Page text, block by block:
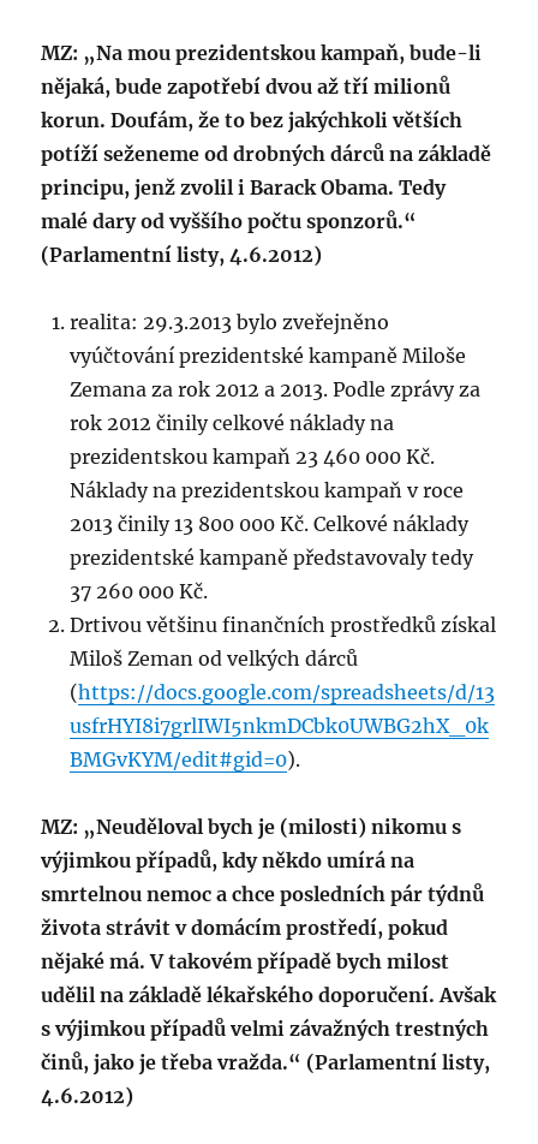
MZ: „Na mou prezidentskou kampaň, bude-li
nějaká, bude zapotřebí dvou až tří milionů
korun. Doufám, že to bez jakýchkoli větších
potíží seženeme od drobných dárců na základě
principu, jenž zvolil i Barack Obama. Tedy
malé dary od vyššího počtu sponzorů.“
(Parlamentní listy, 4.6.2012)
realita: 29.3.2013 bylo zveřejněno
vyúčtování prezidentské kampaně Miloše
Zemana za rok 2012 a 2013. Podle zprávy za
rok 2012 činily celkové náklady na
prezidentskou kampaň 23 460 000 Kč.
Náklady na prezidentskou kampaň v roce
2013 činily 13 800 000 Kč. Celkové náklady
prezidentské kampaně představovaly tedy
37 260 000 Kč.
Drtivou většinu finančních prostředků získal
Miloš Zeman od velkých dárců
(https://docs.google.com/spreadsheets/d/13
usfrHYI8i7grlIWI5nkmDCbk0UWBG2hX_0k
BMGvKYM/edit#gid=0).
MZ: „Neuděloval bych je (milosti) nikomu s
výjimkou případů, kdy někdo umírá na
smrtelnou nemoc a chce posledních pár týdnů
života strávit v domácím prostředí, pokud
nějaké má. V takovém případě bych milost
udělil na základě lékařského doporučení. Avšak
s výjimkou případů velmi závažných trestných
činů, jako je třeba vražda.“ (Parlamentní listy,
4.6.2012)